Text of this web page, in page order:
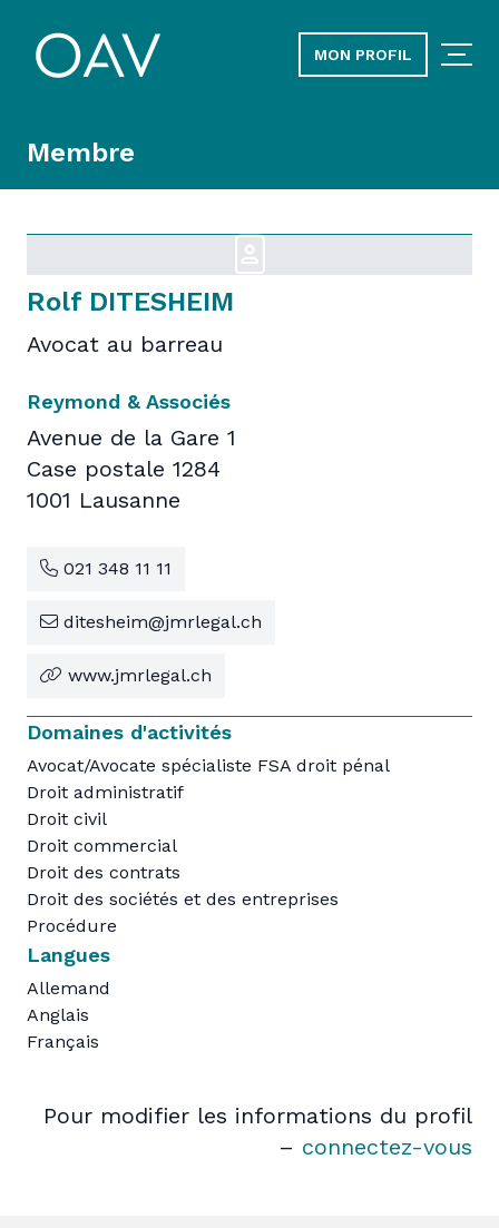
MON PROFIL
Membre
Rolf DITESHEIM
Avocat au barreau
Reymond & Associés
Avenue de la Gare 1
Case postale 1284
1001 Lausanne
021 348 11 11
ditesheim@jmrlegal.ch
www.jmrlegal.ch
Domaines d'activités
Avocat/Avocate spécialiste FSA droit pénal
Droit administratif
Droit civil
Droit commercial
Droit des contrats
Droit des sociétés et des entreprises
Procédure
Langues
Allemand
Anglais
Français
Pour modifier les informations du profil
– connectez-vous